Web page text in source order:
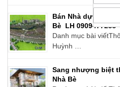
Bán Nhà dự án GS
Bè LH 0909477288
Danh mục bài
Huỳnh …
Sang nhượng biệt
Nhà Bè